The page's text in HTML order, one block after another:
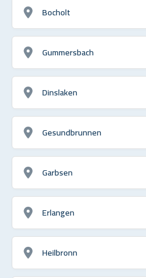
Bocholt
Gummersbach
Dinslaken
Gesundbrunnen
Garbsen
Erlangen
Heilbronn